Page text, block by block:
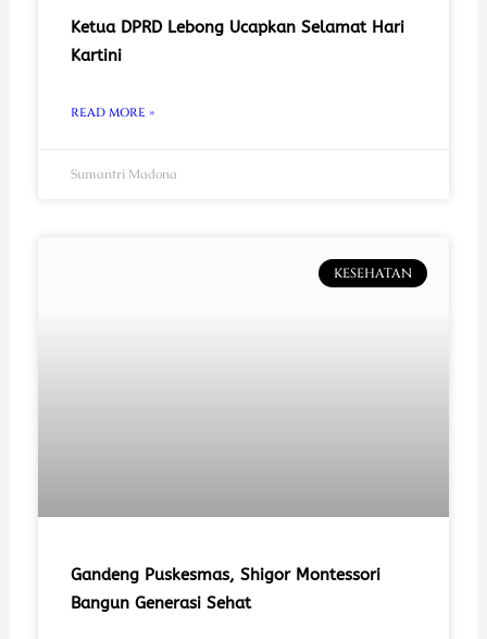
Ketua DPRD Lebong Ucapkan Selamat Hari
Kartini
READ MORE »
Sumantri Madona
KESEHATAN
Gandeng Puskesmas, Shigor Montessori
Bangun Generasi Sehat